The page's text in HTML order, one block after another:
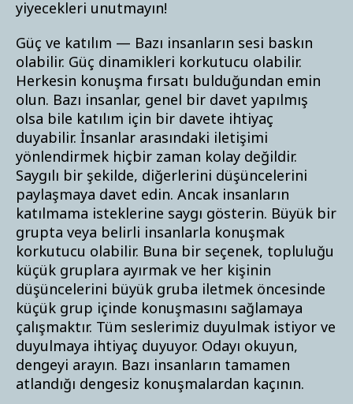
yiyecekleri unutmayın!
Güç ve katılım — Bazı insanların sesi baskın
olabilir. Güç dinamikleri korkutucu olabilir.
Herkesin konuşma fırsatı bulduğundan emin
olun. Bazı insanlar, genel bir davet yapılmış
olsa bile katılım için bir davete ihtiyaç
duyabilir. İnsanlar arasındaki iletişimi
yönlendirmek hiçbir zaman kolay değildir.
Saygılı bir şekilde, diğerlerini düşüncelerini
paylaşmaya davet edin. Ancak insanların
katılmama isteklerine saygı gösterin. Büyük bir
grupta veya belirli insanlarla konuşmak
korkutucu olabilir. Buna bir seçenek, topluluğu
küçük gruplara ayırmak ve her kişinin
düşüncelerini büyük gruba iletmek öncesinde
küçük grup içinde konuşmasını sağlamaya
çalışmaktır. Tüm seslerimiz duyulmak istiyor ve
duyulmaya ihtiyaç duyuyor. Odayı okuyun,
dengeyi arayın. Bazı insanların tamamen
atlandığı dengesiz konuşmalardan kaçının.